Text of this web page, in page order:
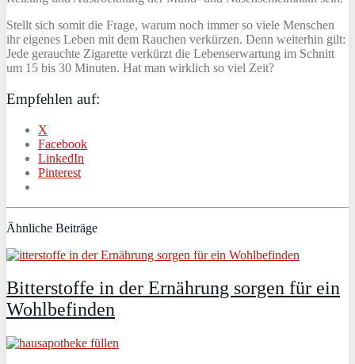
Stellt sich somit die Frage, warum noch immer so viele Menschen
ihr eigenes Leben mit dem Rauchen verkürzen. Denn weiterhin gilt:
Jede gerauchte Zigarette verkürzt die Lebenserwartung im Schnitt
um 15 bis 30 Minuten. Hat man wirklich so viel Zeit?
Empfehlen auf:
X
Facebook
LinkedIn
Pinterest
Ähnliche Beiträge
Bitterstoffe in der Ernährung sorgen für ein
Wohlbefinden